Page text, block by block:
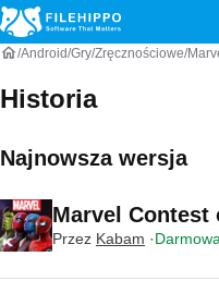
Android Gry Zręcznościowe
Historia
Najnowsza wersja
Marvel Contest
Przez Kabam Darmowa